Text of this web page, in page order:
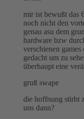
mir ist bewußt das
noch nicht den
genau asu dem
hardware bzw
verschienen
gedacht um zu
überhaupt eine
gruß swape
die hoffnung stirbt
uns dann?